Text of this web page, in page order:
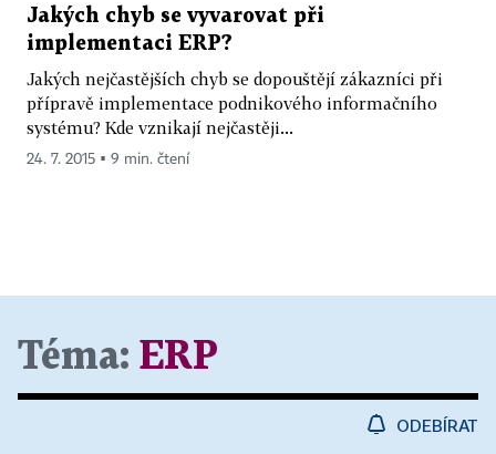
Jakých chyb se vyvarovat při
implementaci ERP?
Jakých nejčastějších chyb se dopouštějí zákazníci při
přípravě implementace podnikového informačního
systému? Kde vznikají nejčastěji...
24. 7. 2015 ▪ 9 min. čtení
Téma: ERP
ODEBÍRAT